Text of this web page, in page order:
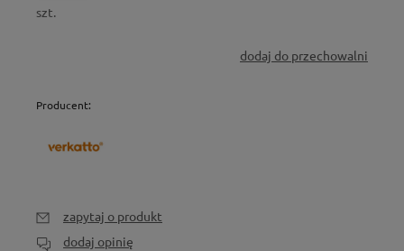
szt.
dodaj do przechowalni
Producent:
zapytaj o produkt
dodaj opinię